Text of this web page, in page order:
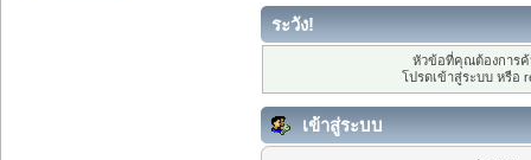
ระวัง!
หัวข้อที่คุณต้องการ
โปรดเข้าสู่ระบบ หรือ
เข้าสู่ระบบ